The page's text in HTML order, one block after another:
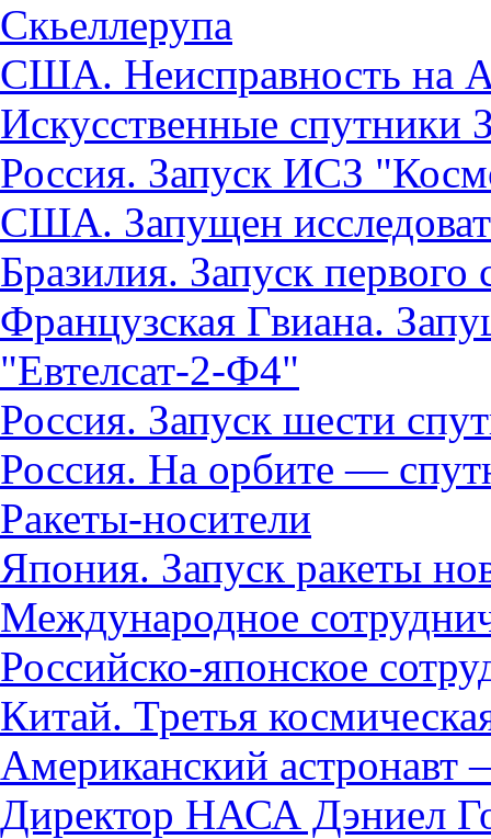
Скьеллерупа
США. Неисправность на
Искусственные спутники
Россия. Запуск ИСЗ
США. Запущен
Бразилия. Запуск первого
Французская Гвиана.
"Евтелсат-2-Ф4"
Россия. Запуск шести
Россия. На орбите —
Ракеты-носители
Япония. Запуск ракеты
Международное
Российско-японское
Китай. Третья
Американский астронавт
Директор НАСА Дэниел